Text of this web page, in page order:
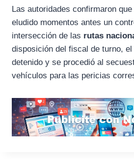
Las autoridades confirmaron
eludido momentos antes un
intersección de las rutas
disposición del fiscal de turno,
detenido y se procedió al
vehículos para las pericias